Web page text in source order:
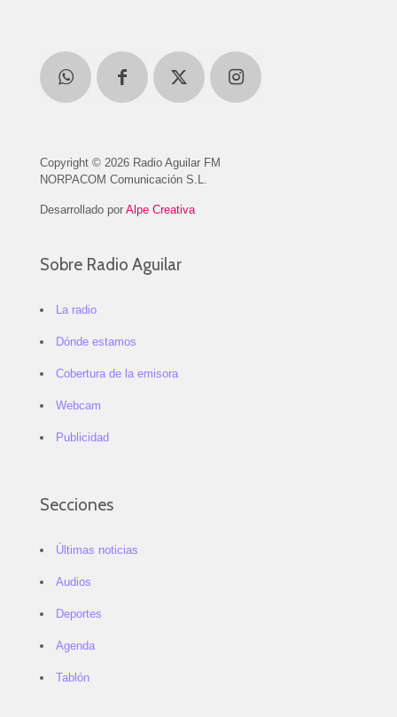
Copyright © 2026 Radio Aguilar FM
NORPACOM Comunicación S.L.
Desarrollado por Alpe Creativa
Sobre Radio Aguilar
La radio
Dónde estamos
Cobertura de la emisora
Webcam
Publicidad
Secciones
Últimas noticias
Audios
Deportes
Agenda
Tablón